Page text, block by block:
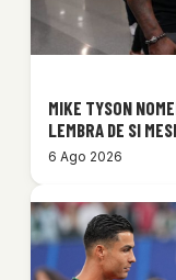
MIKE TYSON
LEMBRA DE SI
6 Ago 2026